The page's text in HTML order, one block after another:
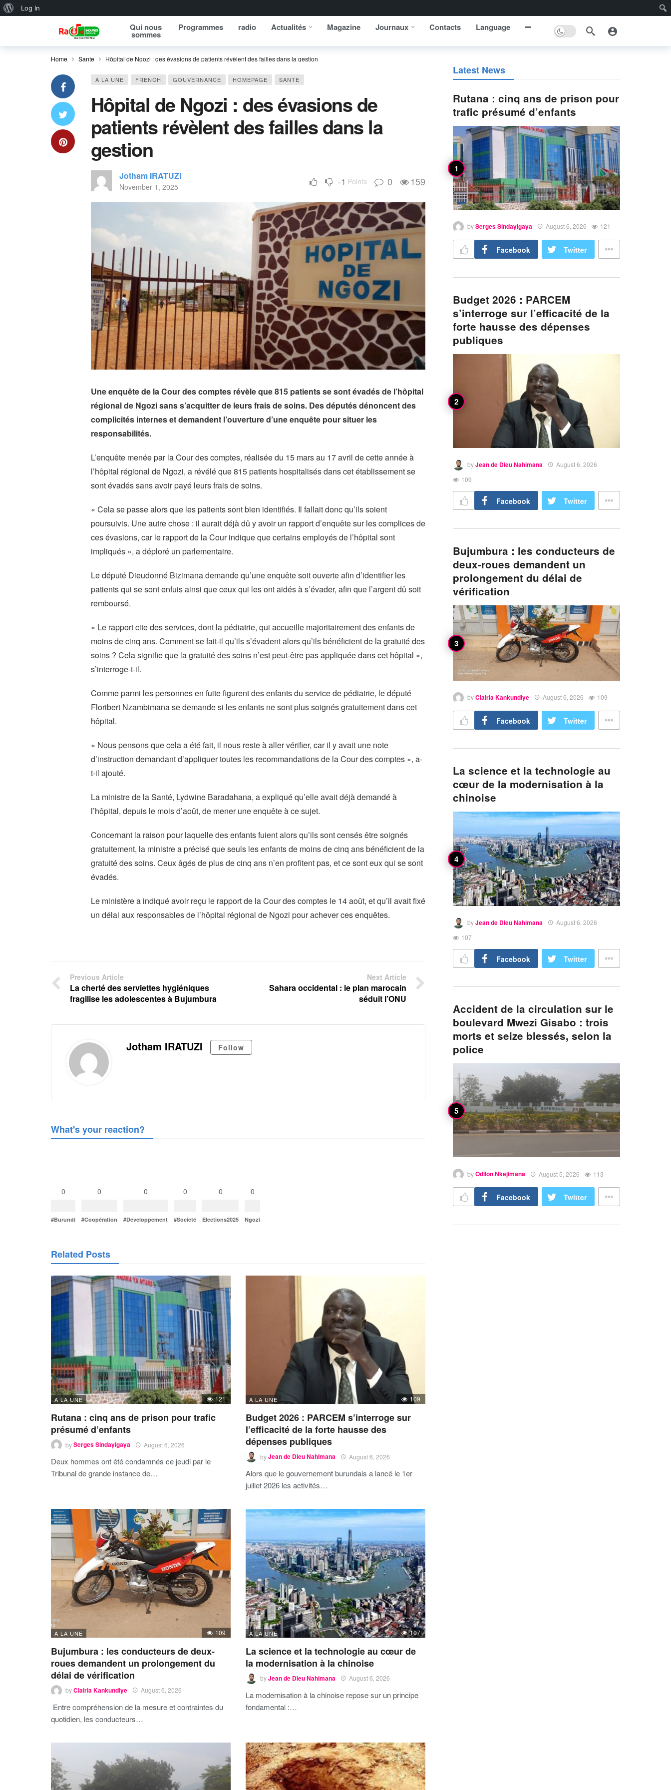
About WordPress
Log In
Qui nous
sommes
Programmes radio Actualités Magazine Journaux Contacts Language
Home Sante Hôpital de Ngozi : des évasions de patients révèlent des failles dans la gestion
A LA UNE FRENCH GOUVERNANCE HOMEPAGE SANTE
Hôpital de Ngozi : des évasions de
patients révèlent des failles dans la
gestion
Jotham IRATUZI
November 1, 2025 -1 Points 0 159
Une enquête de la Cour des comptes révèle que 815 patients se sont évadés de l’hôpital
régional de Ngozi sans s’acquitter de leurs frais de soins. Des députés dénoncent des
complicités internes et demandent l’ouverture d’une enquête pour situer les
responsabilités.
L’enquête menée par la Cour des comptes, réalisée du 15 mars au 17 avril de cette année à
l’hôpital régional de Ngozi, a révélé que 815 patients hospitalisés dans cet établissement se
sont évadés sans avoir payé leurs frais de soins.
« Cela se passe alors que les patients sont bien identifiés. Il fallait donc qu’ils soient
poursuivis. Une autre chose : il aurait déjà dû y avoir un rapport d’enquête sur les complices de
ces évasions, car le rapport de la Cour indique que certains employés de l’hôpital sont
impliqués », a déploré un parlementaire.
Le député Dieudonné Bizimana demande qu’une enquête soit ouverte afin d’identifier les
patients qui se sont enfuis ainsi que ceux qui les ont aidés à s’évader, afin que l’argent dû soit
remboursé.
« Le rapport cite des services, dont la pédiatrie, qui accueille majoritairement des enfants de
moins de cinq ans. Comment se fait-il qu’ils s’évadent alors qu’ils bénéficient de la gratuité des
soins ? Cela signifie que la gratuité des soins n’est peut-être pas appliquée dans cet hôpital »,
s’interroge-t-il.
Comme parmi les personnes en fuite figurent des enfants du service de pédiatrie, le député
Floribert Nzambimana se demande si les enfants ne sont plus soignés gratuitement dans cet
hôpital.
« Nous pensons que cela a été fait, il nous reste à aller vérifier, car il y avait une note
d’instruction demandant d’appliquer toutes les recommandations de la Cour des comptes », a-
t-il ajouté.
La ministre de la Santé, Lydwine Baradahana, a expliqué qu’elle avait déjà demandé à
l’hôpital, depuis le mois d’août, de mener une enquête à ce sujet.
Concernant la raison pour laquelle des enfants fuient alors qu’ils sont censés être soignés
gratuitement, la ministre a précisé que seuls les enfants de moins de cinq ans bénéficient de la
gratuité des soins. Ceux âgés de plus de cinq ans n’en profitent pas, et ce sont eux qui se sont
évadés.
Le ministère a indiqué avoir reçu le rapport de la Cour des comptes le 14 août, et qu’il avait fixé
un délai aux responsables de l’hôpital régional de Ngozi pour achever ces enquêtes.
Previous Article
La cherté des serviettes hygiéniques
fragilise les adolescentes à Bujumbura
Next Article
Sahara occidental : le plan marocain
séduit l’ONU
Jotham IRATUZI Follow
What's your reaction?
0
#Burundi
0
#Coopération
0
#Developpement
0
#Societé
0
Elections2025
0
Ngozi
Related Posts
A LA UNE 121
Rutana : cinq ans de prison pour trafic
présumé d’enfants
bySerges Sindayigaya August 6, 2026
Deux hommes ont été condamnés ce jeudi par le
Tribunal de grande instance de…
A LA UNE 109
Budget 2026 : PARCEM s’interroge sur
l’efficacité de la forte hausse des
dépenses publiques
byJean de Dieu Nahimana August 6, 2026
Alors que le gouvernement burundais a lancé le 1er
juillet 2026 les activités…
A LA UNE 109
Bujumbura : les conducteurs de deux-
roues demandent un prolongement du
délai de vérification
byClairia Kankundiye August 6, 2026
Entre compréhension de la mesure et contraintes du
quotidien, les conducteurs…
A LA UNE 107
La science et la technologie au cœur de
la modernisation à la chinoise
byJean de Dieu Nahimana August 6, 2026
La modernisation à la chinoise repose sur un principe
fondamental :…
Latest News
Rutana : cinq ans de prison pour
trafic présumé d’enfants
bySerges Sindayigaya August 6, 2026 121
Facebook Twitter
Budget 2026 : PARCEM
s’interroge sur l’efficacité de la
forte hausse des dépenses
publiques
byJean de Dieu Nahimana
August 6, 2026
109
Facebook Twitter
Bujumbura : les conducteurs de
deux-roues demandent un
prolongement du délai de
vérification
byClairia Kankundiye August 6, 2026 109
Facebook Twitter
La science et la technologie au
cœur de la modernisation à la
chinoise
byJean de Dieu Nahimana
August 6, 2026
107
Facebook Twitter
Accident de la circulation sur le
boulevard Mwezi Gisabo : trois
morts et seize blessés, selon la
police
byOdilon Nkejimana August 5, 2026 113
Facebook Twitter